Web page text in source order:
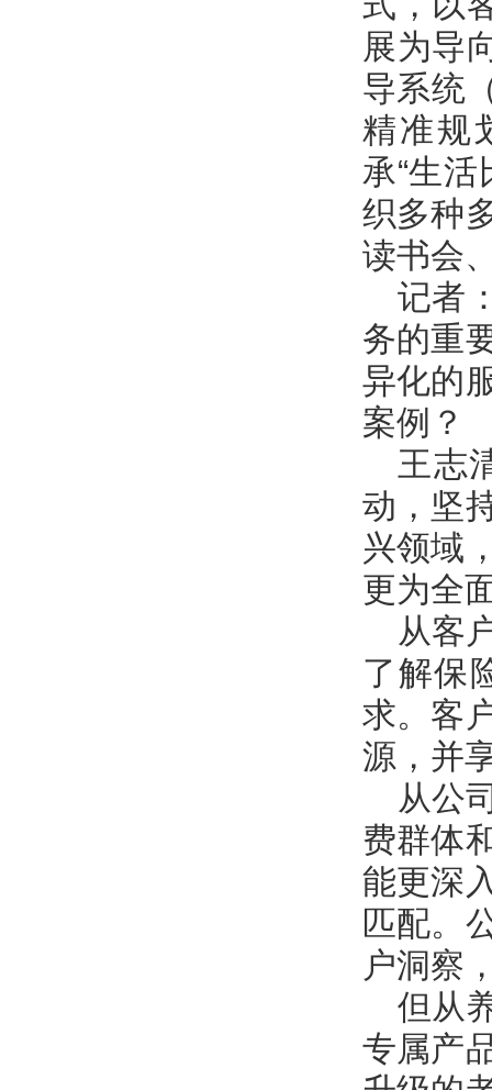
展为导
导系统
精准规
承“生
织多种
读书会
记者
务的重
异化的
案例？
王志
动，坚
兴领域
更为全
从客
了解保
求。客
源，并
从公
费群体
能更深
匹配。
户洞察
但从
专属产